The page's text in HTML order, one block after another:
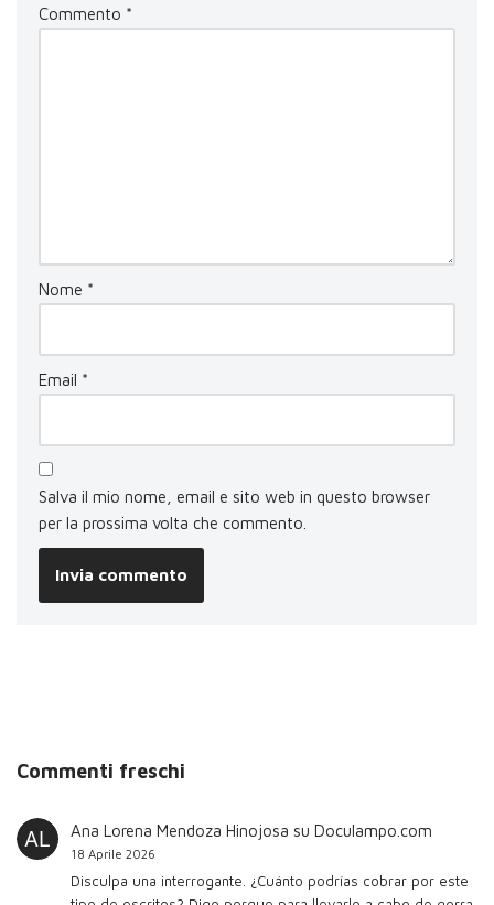
Commento *
Nome *
Email *
Salva il mio nome, email e sito web in questo browser
per la prossima volta che commento.
Commenti freschi
Ana Lorena Mendoza Hinojosa su Doculampo.com
18 Aprile 2026
Disculpa una interrogante. ¿Cuánto podrías cobrar por este